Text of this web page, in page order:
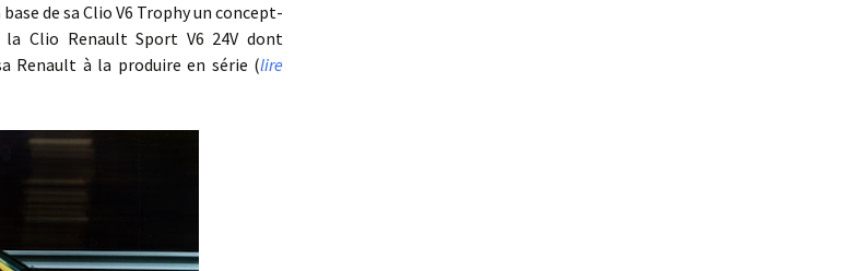
de sa Clio V6 Trophy un concept-
Clio Renault Sport V6 24V dont
Renault à la produire en série (lire